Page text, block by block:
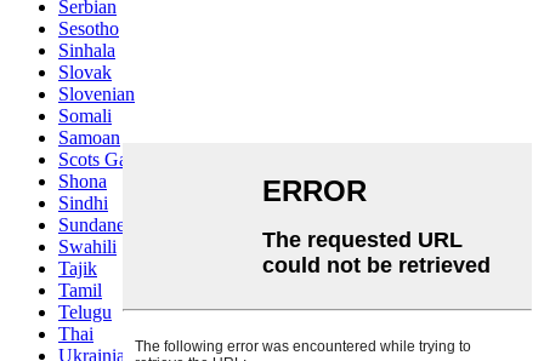
Serbian
Sesotho
Sinhala
Slovak
Slovenian
Somali
Samoan
Scots Gaelic
Shona
Sindhi
Sundanese
Swahili
Tajik
Tamil
Telugu
Thai
Ukrainian